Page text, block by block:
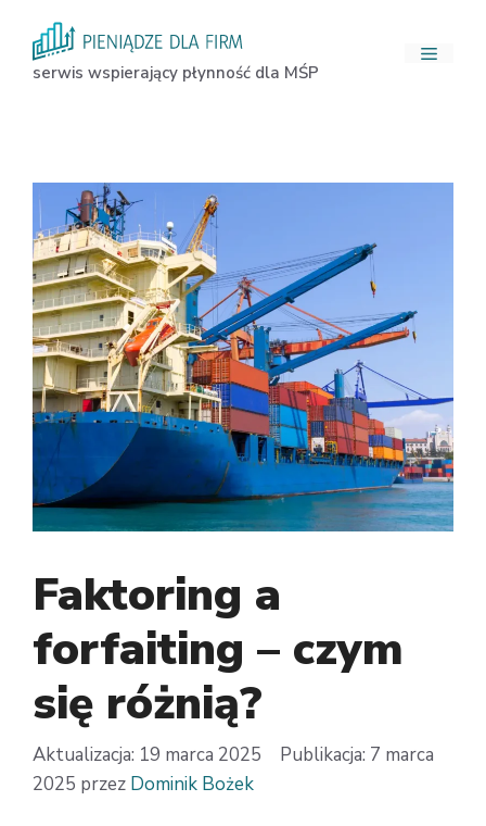
treściserwis wspierający płynność dla MŚP
Menu
Faktoring a
forfaiting – czym
się różnią?
19 marca 2025
7 marca
2025 przez Dominik Bożek